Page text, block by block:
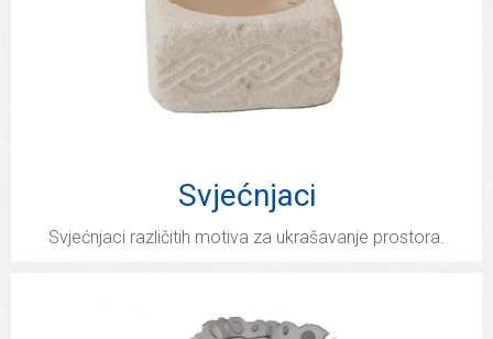
Svjećnjaci
Svjećnjaci različitih motiva za ukrašavanje prostora.